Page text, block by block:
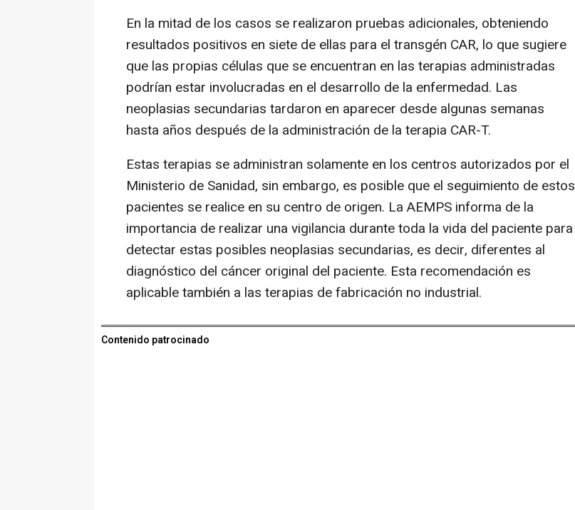
En la mitad de los casos se realizaron pruebas adicionales, obteniendo
resultados positivos en siete de ellas para el transgén CAR, lo que sugiere
que las propias células que se encuentran en las terapias administradas
podrían estar involucradas en el desarrollo de la enfermedad. Las
neoplasias secundarias tardaron en aparecer desde algunas semanas
hasta años después de la administración de la terapia CAR-T.
Estas terapias se administran solamente en los centros autorizados por el
Ministerio de Sanidad, sin embargo, es posible que el seguimiento de estos
pacientes se realice en su centro de origen. La AEMPS informa de la
importancia de realizar una vigilancia durante toda la vida del paciente para
detectar estas posibles neoplasias secundarias, es decir, diferentes al
diagnóstico del cáncer original del paciente. Esta recomendación es
aplicable también a las terapias de fabricación no industrial.
Contenido patrocinado